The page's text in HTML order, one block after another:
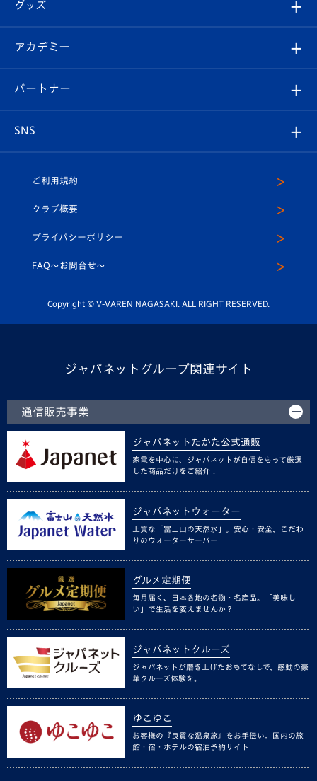
チケット
イベント
メディア
ホームタウン
スタッフプロフィール
マスコット紹介
平和祈念活動
ホームタウン活動
Revive Team
ヴィヴィくんの長崎おもてなしガイド
フォトギャラリー
スタジアムグルメ
V-LOVERS（ファンクラブ）
プレイヤーズスイート
グッズ
オンラインショップ
店舗情報
アカデミー
育成からのお知らせ
U-18
スクール
パートナー
SNS
ヴィヴィくんインスタグラム
公式LINE＠
ご利用規約
クラブ概要
プライバシーポリシー
FAQ〜お問合せ〜
Copyright © V-VAREN NAGASAKI. ALL RIGHT RESERVED.
ジャパネットグループ関連サイト
通信販売事業
ジャパネットたかた公式通販
家電を中心に、ジャパネットが自信をもって厳選
した商品だけをご紹介！
ジャパネットウォーター
上質な「富士山の天然水」。安心・安全、こだわ
りのウォーターサーバー
グルメ定期便
毎月届く、日本各地の名物・名産品。「美味し
い」で生活を変えませんか？
ジャパネットクルーズ
ジャパネットが磨き上げたおもてなしで、感動の豪
華クルーズ体験を。
ゆこゆこ
お客様の『良質な温泉旅』をお手伝い。国内の旅
館・宿・ホテルの宿泊予約サイト